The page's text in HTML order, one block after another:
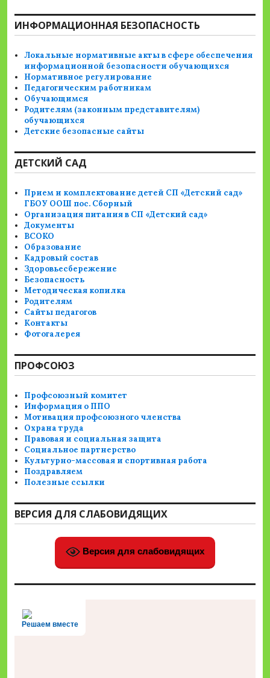
ИНФОРМАЦИОННАЯ БЕЗОПАСНОСТЬ
Локальные нормативные акты в сфере обеспечения
информационной безопасности обучающихся
Нормативное регулирование
Педагогическим работникам
Обучающимся
Родителям (законным представителям)
обучающихся
Детские безопасные сайты
ДЕТСКИЙ САД
Прием и комплектование детей СП «Детский сад»
ГБОУ ООШ пос. Сборный
Организация питания в СП «Детский сад»
Документы
ВСОКО
Образование
Кадровый состав
Здоровьесбережение
Безопасность
Методическая копилка
Родителям
Сайты педагогов
Контакты
Фотогалерея
ПРОФСОЮЗ
Профсоюзный комитет
Информация о ППО
Мотивация профсоюзного членства
Охрана труда
Правовая и социальная защита
Социальное партнерство
Культурно-массовая и спортивная работа
Поздравляем
Полезные ссылки
ВЕРСИЯ ДЛЯ СЛАБОВИДЯЩИХ
Версия для слабовидящих
Решаем вместе